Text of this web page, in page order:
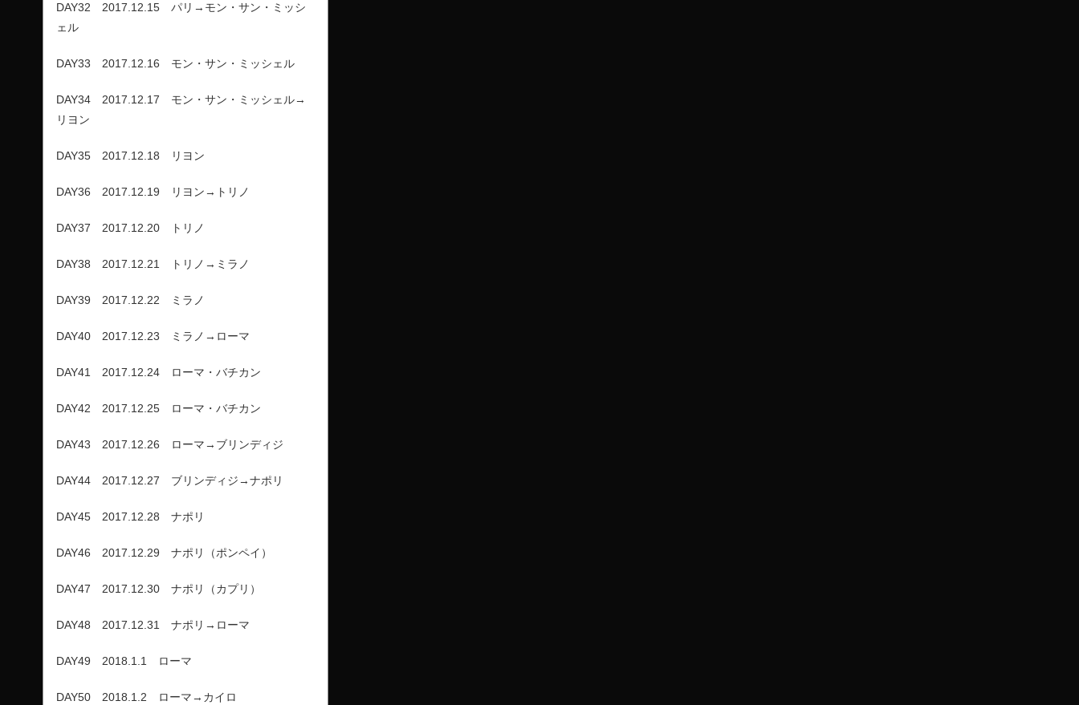
DAY32 2017.12.15 パリ→モン・サン・ミッシ
ェル
DAY33 2017.12.16 モン・サン・ミッシェル
DAY34 2017.12.17 モン・サン・ミッシェル→
リヨン
DAY35 2017.12.18 リヨン
DAY36 2017.12.19 リヨン→トリノ
DAY37 2017.12.20 トリノ
DAY38 2017.12.21 トリノ→ミラノ
DAY39 2017.12.22 ミラノ
DAY40 2017.12.23 ミラノ→ローマ
DAY41 2017.12.24 ローマ・バチカン
DAY42 2017.12.25 ローマ・バチカン
DAY43 2017.12.26 ローマ→ブリンディジ
DAY44 2017.12.27 ブリンディジ→ナポリ
DAY45 2017.12.28 ナポリ
DAY46 2017.12.29 ナポリ（ポンペイ）
DAY47 2017.12.30 ナポリ（カプリ）
DAY48 2017.12.31 ナポリ→ローマ
DAY49 2018.1.1 ローマ
DAY50 2018.1.2 ローマ→カイロ